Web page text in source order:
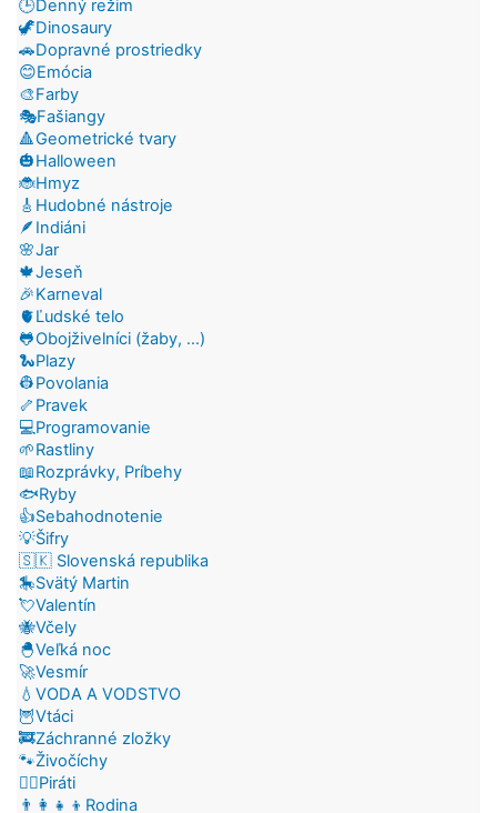
🕒Denný režim
🦖Dinosaury
🚗Dopravné prostriedky
😊Emócia
🎨Farby
🎭Fašiangy
🔺Geometrické tvary
🎃Halloween
🐞Hmyz
🎸Hudobné nástroje
🪶Indiáni
🌸Jar
🍁Jeseň
🎉Karneval
🫀Ľudské telo
🐸Obojživelníci (žaby, ...)
🐍Plazy
👷Povolania
🦴Pravek
💻Programovanie
🌱Rastliny
📖Rozprávky, Príbehy
🐟Ryby
👍Sebahodnotenie
💡Šifry
🇸🇰 Slovenská republika
🎠Svätý Martin
💘Valentín
🐝Včely
🐣Veľká noc
🚀Vesmír
💧VODA A VODSTVO
🦉Vtáci
🚒Záchranné zložky
🐾Živočíchy
🏴‍☠️Piráti
👨‍👩‍👧‍👦Rodina